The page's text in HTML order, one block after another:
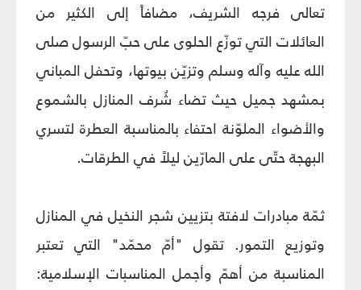
تعالى فرجه الشريف، مضافاً إلى الكثير من
العائلات التي توزّع الحلوى على حبّ الرسول صلى
الله عليه وآله وسلم وتزيّن بيوتها، وتحفل المباني
بمشهد جميل حيث تضاء شُرف المنازل بالشموع
والأضواء الملوّنة احتفاء بالمناسبة العطرة لتسري
البهجة حتّى على المارّين ليلاً في الطرقات.
ثمّة مبادرات لافتة بتزيين شجر النخيل في المنازل
وتوزيع التمور. تقول "أمّ محمّد" التي تعتبر
المناسبة من أهمّ وأجمل المناسبات الإسلامية: